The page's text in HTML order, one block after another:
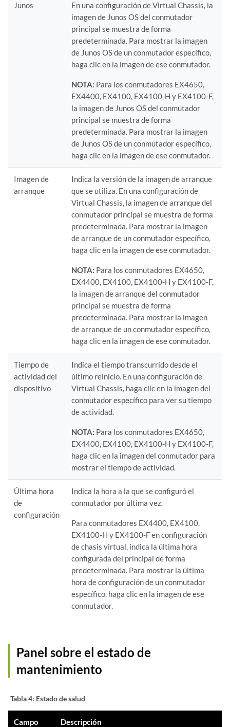
Junos
En una configuración de Virtual Chassis, la
imagen de Junos OS del conmutador
principal se muestra de forma
predeterminada. Para mostrar la imagen
de Junos OS de un conmutador específico,
haga clic en la imagen de ese conmutador.
NOTA: Para los conmutadores EX4650,
EX4400, EX4100, EX4100-H y EX4100-F,
la imagen de Junos OS del conmutador
principal se muestra de forma
predeterminada. Para mostrar la imagen
de Junos OS de un conmutador específico,
haga clic en la imagen de ese conmutador.
Imagen de
arranque
Indica la versión de la imagen de arranque
que se utiliza. En una configuración de
Virtual Chassis, la imagen de arranque del
conmutador principal se muestra de forma
predeterminada. Para mostrar la imagen
de arranque de un conmutador específico,
haga clic en la imagen de ese conmutador.
NOTA: Para los conmutadores EX4650,
EX4400, EX4100, EX4100-H y EX4100-F,
la imagen de arranque del conmutador
principal se muestra de forma
predeterminada. Para mostrar la imagen
de arranque de un conmutador específico,
haga clic en la imagen de ese conmutador.
Tiempo de
actividad del
dispositivo
Indica el tiempo transcurrido desde el
último reinicio. En una configuración de
Virtual Chassis, haga clic en la imagen del
conmutador específico para ver su tiempo
de actividad.
NOTA: Para los conmutadores EX4650,
EX4400, EX4100, EX4100-H y EX4100-F,
haga clic en la imagen del conmutador para
mostrar el tiempo de actividad.
Última hora
de
configuración
Indica la hora a la que se configuró el
conmutador por última vez.
Para conmutadores EX4400, EX4100,
EX4100-H y EX4100-F en configuración
de chasis virtual, indica la última hora
configurada del principal de forma
predeterminada. Para mostrar la última
hora de configuración de un conmutador
específico, haga clic en la imagen de ese
conmutador.
Panel sobre el estado de
mantenimiento
Tabla 4: Estado de salud
Campo Descripción